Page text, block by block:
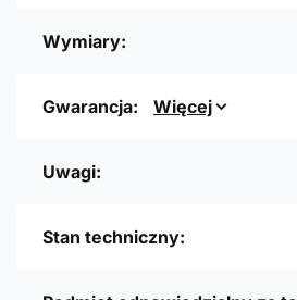
Wymiary:
Gwarancja: Więcej
Uwagi:
Stan techniczny: